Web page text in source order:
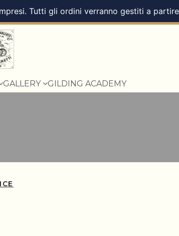
Tutti gli ordini verranno gestiti a
GALLERY GILDING ACADEMY